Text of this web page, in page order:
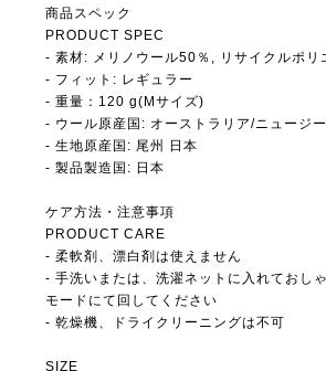
商品スペック
PRODUCT SPEC
- 素材: メリノウール50％, リサイクルポリ
- フィット: レギュラー
- 重量：120 g(Mサイズ)
- ウール原産国: オーストラリア/ニュージ
- 生地原産国: 尾州 日本
- 製品製造国: 日本
ケア方法・注意事項
PRODUCT CARE
- 柔軟剤、漂白剤は使えません
- 手洗いまたは、洗濯ネットに入れておし
モードにて回してください
- 乾燥機、ドライクリーニングは不可
SIZE